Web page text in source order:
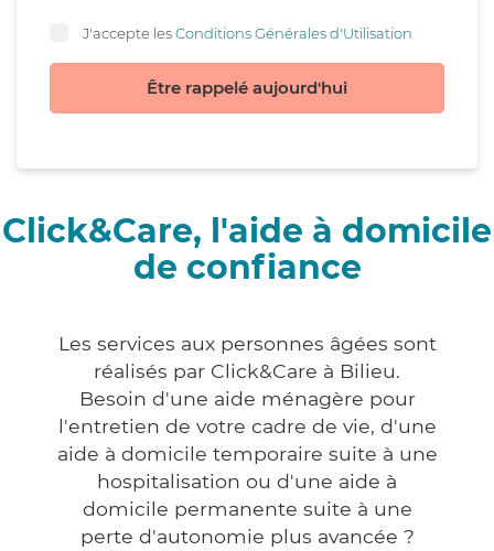
J'accepte lesConditions Générales d'Utilisation
Être rappelé aujourd'hui
Click&Care, l'aide à domicile
de confiance
Les services aux personnes âgées sont
réalisés par Click&Care à Bilieu.
Besoin d'une aide ménagère pour
l'entretien de votre cadre de vie, d'une
aide à domicile temporaire suite à une
hospitalisation ou d'une aide à
domicile permanente suite à une
perte d'autonomie plus avancée ?